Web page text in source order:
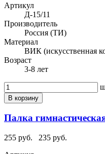
Артикул
Д-15/11
Производитель
Россия (ТИ)
Материал
ВИК (искусственная
Возраст
3-8 лет
В корзину
Палка
255 руб.
235 руб.